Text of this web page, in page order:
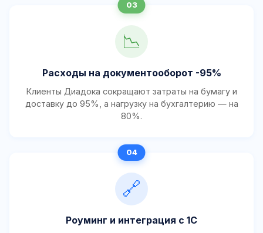
📉
Расходы на документооборот -95%
Клиенты Диадока сокращают затраты на бумагу и
доставку до 95%, а нагрузку на бухгалтерию — на
80%.
🔗
Роуминг и интеграция с 1С